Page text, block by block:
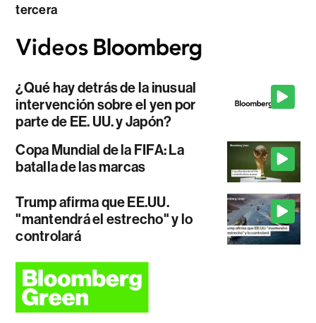
tercera
¿Qué hay detrás de la inusual
intervención sobre el yen por
parte de EE. UU. y Japón?
Copa Mundial de la FIFA: La
batalla de las marcas
Trump afirma que EE.UU.
"mantendrá el estrecho" y lo
controlará